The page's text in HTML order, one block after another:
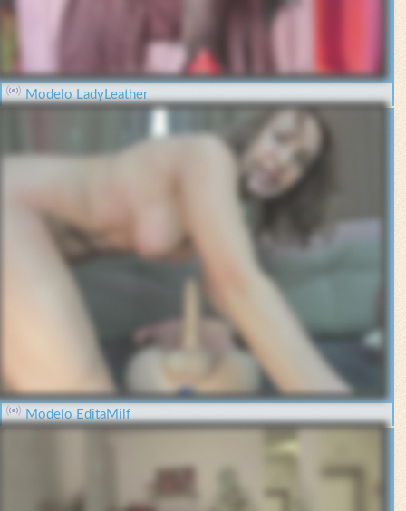
Modelo LadyLeather
Modelo EditaMilf